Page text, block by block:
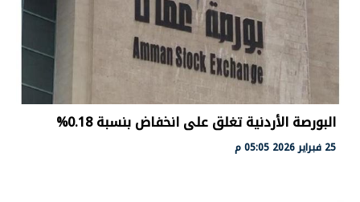
البورصة الأردنية تغلق على انخفاض بنسبة 0.18%
25 فبراير 2026 05:05 م